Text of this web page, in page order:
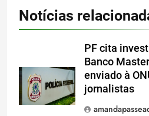
Notícias
PF cita
Banco
enviado à
jornalistas